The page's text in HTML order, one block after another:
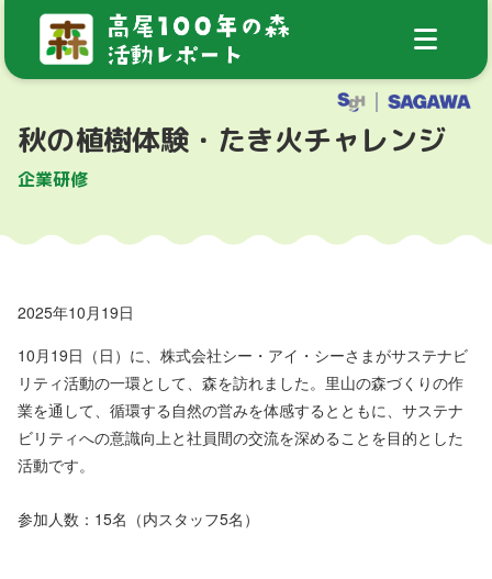
秋の植樹体験・たき火チャレンジ
企業研修
2025年10月19日
10月19日（日）に、株式会社シー・アイ・シーさまがサステナビ
リティ活動の一環として、森を訪れました。里山の森づくりの作
業を通して、循環する自然の営みを体感するとともに、サステナ
ビリティへの意識向上と社員間の交流を深めることを目的とした
活動です。
参加人数：15名（内スタッフ5名）